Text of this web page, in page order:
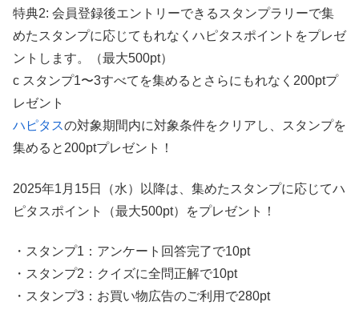
特典2: 会員登録後エントリーできるスタンプラリーで集
めたスタンプに応じてもれなくハピタスポイントをプレゼ
ントします。（最大500pt）
c スタンプ1〜3すべてを集めるとさらにもれなく200ptプ
レゼント
ハピタスの対象期間内に対象条件をクリアし、スタンプを
集めると200ptプレゼント！
2025年1月15日（水）以降は、集めたスタンプに応じてハ
ピタスポイント（最大500pt）をプレゼント！
・スタンプ1：アンケート回答完了で10pt
・スタンプ2：クイズに全問正解で10pt
・スタンプ3：お買い物広告のご利用で280pt